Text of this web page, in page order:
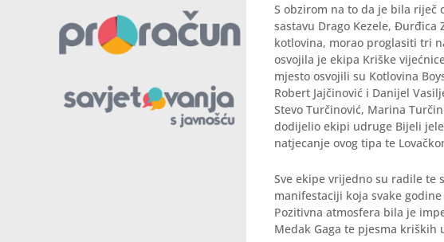
S obzirom na to da je bila
sastavu Drago Kezele,
kotlovina, morao proglasiti tri
osvojila je ekipa Kriške
mjesto osvojili su Kotlovina
Robert Jajčinović i Danijel
Stevo Turčinović, Marina
dodijelio ekipi udruge Bijeli
natjecanje ovog tipa te
Sve ekipe vrijedno su radile te
manifestaciji koja svake
Pozitivna atmosfera bila je
Medak Gaga te pjesma